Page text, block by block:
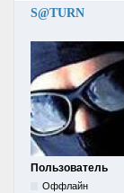
S@TURN
Пользователь
Оффлайн